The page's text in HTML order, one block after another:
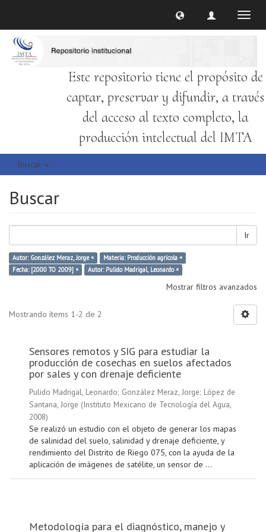
Este repositorio tiene el propósito de
captar, preservar y difundir, a través
del acceso al texto completo, la
producción intelectual del IMTA
Buscar
Buscar
Ir
Autor: González Meraz, Jorge ×
Materia: Producción agrícola ×
Fecha: [2000 TO 2009] ×
Autor: Pulido Madrigal, Leonardo ×
Mostrar filtros avanzados
Mostrando ítems 1-2 de 2
Sensores remotos y SIG para estudiar la
producción de cosechas en suelos afectados
por sales y con drenaje deficiente
Pulido Madrigal, Leonardo; González Meraz, Jorge; López de
Santana, Jorge (Instituto Mexicano de Tecnología del Agua,
2008)
Se realizó un estudio con el objeto de generar los mapas
de salinidad del suelo, salinidad y drenaje deficiente, y
rendimiento del Distrito de Riego 075, con la ayuda de la
aplicación de imágenes de satélite, un sensor de ...
Metodología para el diagnóstico, manejo y